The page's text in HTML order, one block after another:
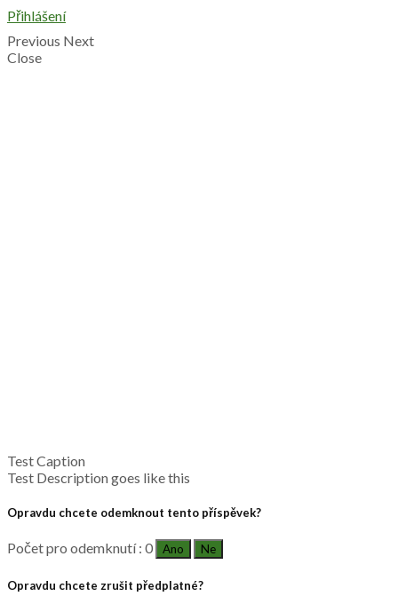
Přihlášení
Previous Next
Close
Test Caption
Test Description goes like this
Opravdu chcete odemknout tento příspěvek?
Počet pro odemknutí : 0 Ano Ne
Opravdu chcete zrušit předplatné?